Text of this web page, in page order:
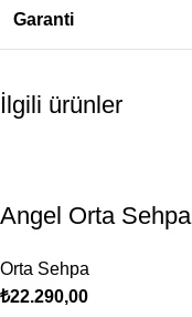
Garanti
İlgili ürünler
Angel Orta Sehpa
Orta Sehpa
₺22.290,00